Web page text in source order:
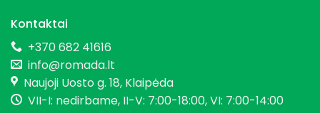
Kontaktai
+370 682 41616
info@romada.lt
Naujoji Uosto g. 18, Klaipėda
VII-I: nedirbame, II-V: 7:00-18:00, VI: 7:00-14:00